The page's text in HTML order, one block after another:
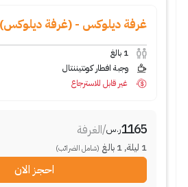
غرفة ديلوكس - (غرفة ديلوكس)
1 بالغ
وجبة افطار كونتيننتال
غير قابل للاسترجاع
1165ر.س/الغرفة
1 ليلة,
1 بالغ (شامل الضرائب)
احجز الان